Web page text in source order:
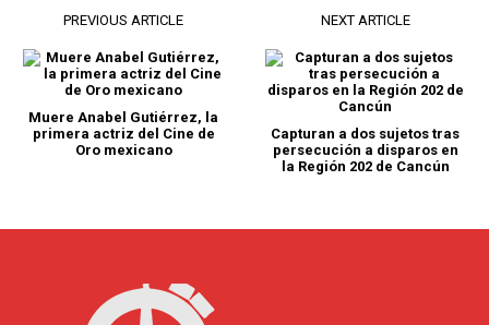
PREVIOUS ARTICLE
Muere Anabel Gutiérrez, la
primera actriz del Cine de
Oro mexicano
NEXT ARTICLE
Capturan a dos sujetos tras
persecución a disparos en
la Región 202 de Cancún